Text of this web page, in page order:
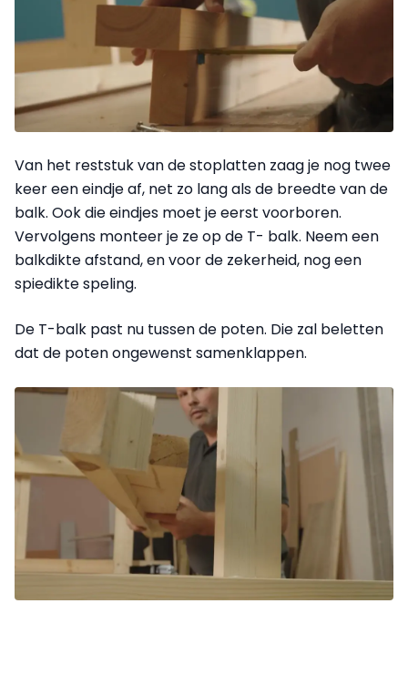
Van het reststuk van de stoplatten zaag je nog twee
keer een eindje af, net zo lang als de breedte van de
balk. Ook die eindjes moet je eerst voorboren.
Vervolgens monteer je ze op de T- balk. Neem een
balkdikte afstand, en voor de zekerheid, nog een
spiedikte speling.
De T-balk past nu tussen de poten. Die zal beletten
dat de poten ongewenst samenklappen.